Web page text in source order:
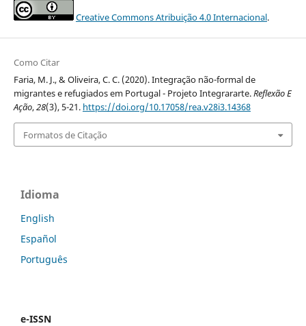
Creative Commons Atribuição 4.0 Internacional.
Como Citar
Faria, M. J., & Oliveira, C. C. (2020). Integração não-formal de
migrantes e refugiados em Portugal - Projeto Integrararte.Reflexão E
Ação,28(3), 5-21. https://doi.org/10.17058/rea.v28i3.14368
Formatos de Citação
Idioma
English
Español
Português
e-ISSN